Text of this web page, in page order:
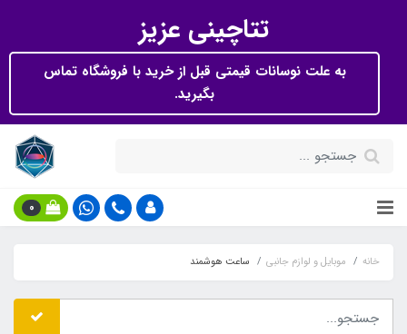
تتاچینی عزیز
به علت نوسانات قیمتی قبل از خرید با فروشگاه تماس
بگیرید.
0
خانه موبایل و لوازم جانبی ساعت هوشمند